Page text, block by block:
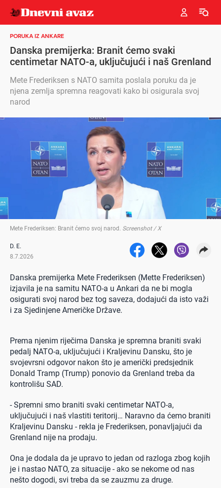
PORUKA IZ ANKARE
Danska premijerka: Branit ćemo svaki
centimetar NATO-a, uključujući i naš Grenland
Mete Frederiksen s NATO samita poslala poruku da je
njena zemlja spremna reagovati kako bi osigurala svoj
narod
Mete Frederiksen: Branit ćemo svoj narod . Screenshot / X
D. E.
8.7.2026
Danska premijerka Mete Frederiksen (Mette Frederiksen)
izjavila je na samitu NATO-a u Ankari da ne bi mogla
osigurati svoj narod bez tog saveza, dodajući da isto važi
i za Sjedinjene Američke Države.
Prema njenim riječima Danska je spremna braniti svaki
pedalj NATO-a, uključujući i Kraljevinu Dansku, što je
svojevrsni odgovor nakon što je američki predsjednik
Donald Tramp (Trump) ponovio da Grenland treba da
kontrolišu SAD.
- Spremni smo braniti svaki centimetar NATO-a,
uključujući i naš vlastiti teritorij… Naravno da ćemo braniti
Kraljevinu Dansku - rekla je Frederiksen, ponavljajući da
Grenland nije na prodaju.
Ona je dodala da je upravo to jedan od razloga zbog kojih
je i nastao NATO, za situacije - ako se nekome od nas
nešto dogodi, svi treba da se zauzmu za druge.